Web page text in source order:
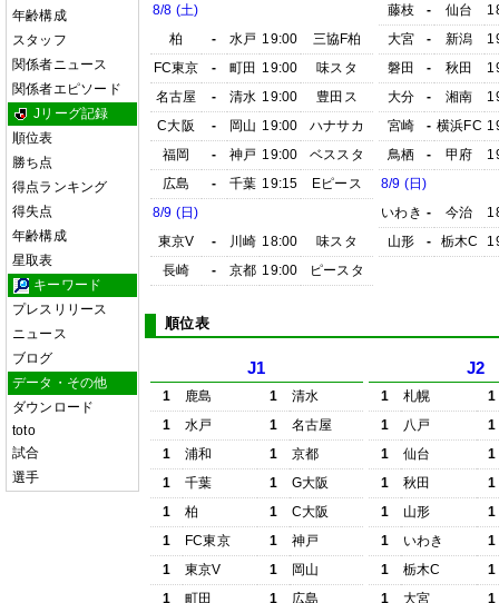
年齢構成
スタッフ
関係者ニュース
関係者エピソード
Jリーグ記録
順位表
勝ち点
得点ランキング
得失点
年齢構成
星取表
キーワード
プレスリリース
ニュース
ブログ
データ・その他
ダウンロード
toto
試合
選手
8/8 (土)
柏
- 水戸 19:00
三協F柏
FC東京
- 町田 19:00
味スタ
名古屋
- 清水 19:00
豊田ス
C大阪
- 岡山 19:00
ハナサカ
福岡
- 神戸 19:00
ベススタ
広島
- 千葉 19:15
Eピース
8/9 (日)
東京V
- 川崎 18:00
味スタ
長崎
- 京都 19:00 ピースタ
藤枝
- 仙台
大宮
- 新潟
磐田
- 秋田
大分
- 湘南
宮崎
- 横浜FC
鳥栖
- 甲府
8/9 (日)
いわき - 今治
山形
- 栃木C
順位表
J1
1 鹿島 1
清水
1
水戸 1
名古屋
1
浦和 1
京都
1
千葉 1
G大阪
1
柏 1
C大阪
1
FC東京 1
神戸
1
東京V 1
岡山
1
町田 1
広島
J2
1 札幌
1
1
八戸
1
1
仙台
1
1
秋田
1
1
山形
1
1
いわき
1
1
栃木C
1
1
大宮
1